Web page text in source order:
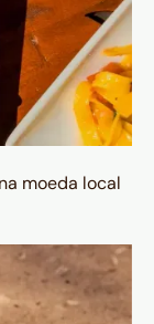
moeda local